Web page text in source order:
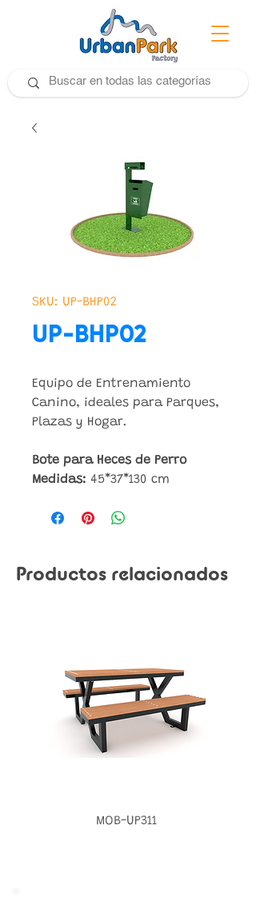
SKU: UP-BHP02
UP-BHP02
Equipo de Entrenamiento
Canino, ideales para Parques,
Plazas y Hogar.
Bote para Heces de Perro
Medidas: 45*37*130 cm
Productos relacionados
MOB-UP311